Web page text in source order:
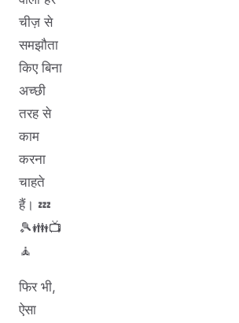
चीज़ से
समझौता
किए बिना
अच्छी
तरह से
काम
करना
चाहते
हैं। 💤
🎾👪📺
🧘
फिर भी,
ऐसा